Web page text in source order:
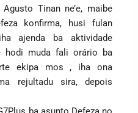
Tinan ne’e, maibe
konfirma, husi fulan
ajenda ba aktividade
hodi muda fali orário ba
ekipa mos , iha ona
rejultadu sira, depois